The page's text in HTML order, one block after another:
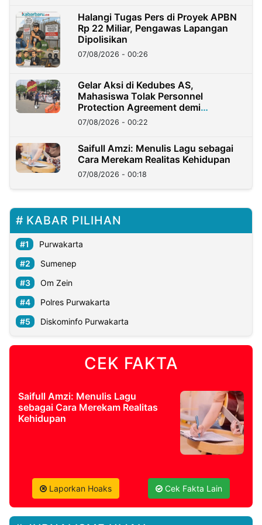
Halangi Tugas Pers di Proyek APBN
Rp 22 Miliar, Pengawas Lapangan
Dipolisikan
07/08/2026 - 00:26
Gelar Aksi di Kedubes AS,
Mahasiswa Tolak Personnel
Protection Agreement demi
Kedaulatan Negara
07/08/2026 - 00:22
Saifull Amzi: Menulis Lagu sebagai
Cara Merekam Realitas Kehidupan
07/08/2026 - 00:18
KABAR PILIHAN
Purwakarta
Sumenep
Om Zein
Polres Purwakarta
Diskominfo Purwakarta
CEK FAKTA
Saifull Amzi: Menulis Lagu
sebagai Cara Merekam Realitas
Kehidupan
Laporkan Hoaks Cek Fakta Lain